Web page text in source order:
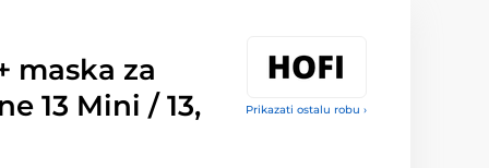
Prikazati ostalu robu ›
maska za
13 Mini / 13,